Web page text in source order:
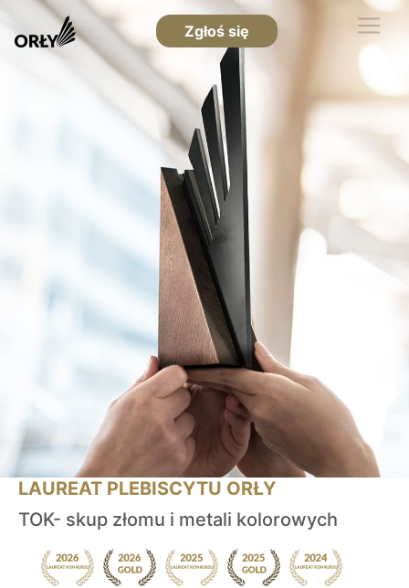
Zgłoś się
LAUREAT PLEBISCYTU ORŁY
TOK- skup złomu i metali kolorowych